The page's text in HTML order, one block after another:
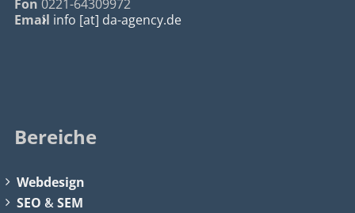
Fon 0221-64309972
Email info [at] da-agency.de
Bereiche
Webdesign
SEO &SEM